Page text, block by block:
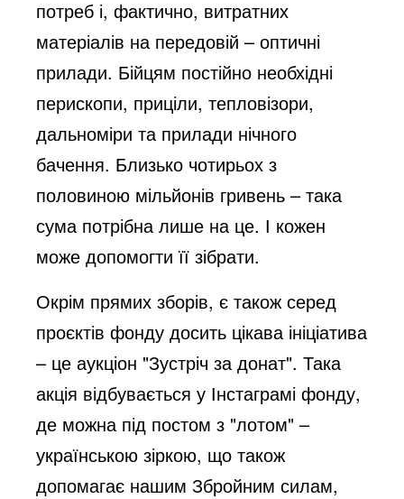
потреб і, фактично, витратних
матеріалів на передовій – оптичні
прилади. Бійцям постійно необхідні
перископи, приціли, тепловізори,
дальноміри та прилади нічного
бачення. Близько чотирьох з
половиною мільйонів гривень – така
сума потрібна лише на це. І кожен
може допомогти її зібрати.
Окрім прямих зборів, є також серед
проєктів фонду досить цікава ініціатива
– це аукціон "Зустріч за донат". Така
акція відбувається у Інстаграмі фонду,
де можна під постом з "лотом" –
українською зіркою, що також
допомагає нашим Збройним силам,